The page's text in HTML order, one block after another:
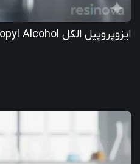
ایزوپروپیل الکل Isopropyl Alcohol